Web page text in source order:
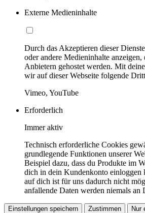
Externe Medieninhalte
Durch das Akzeptieren dieser
oder andere Medieninhalte anzeigen,
Anbietern gehostet werden. Mit
wir auf dieser Webseite folgende
Vimeo, YouTube
Erforderlich
Immer aktiv
Technisch erforderliche Cookies
grundlegende Funktionen unserer
Beispiel dazu, dass du Produkte im
dich in dein Kundenkonto einloggen
auf dich ist für uns dadurch nicht
anfallende Daten werden niemals an
Einstellungen speichern Zustimmen Nur